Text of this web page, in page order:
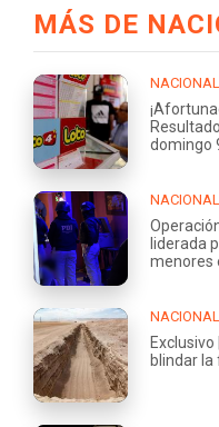
MÁS DE
NACIONAL
domingo
NACIONAL
liderada
menores
NACIONAL
blindar la